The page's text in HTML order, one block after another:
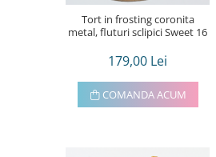
Tort in frosting coronita
metal, fluturi sclipici Sweet 16
179,00 Lei
COMANDA ACUM